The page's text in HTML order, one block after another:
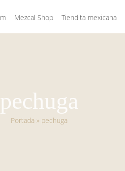
Mezcal Shop Tiendita mexicana
pechuga
Portada» pechuga